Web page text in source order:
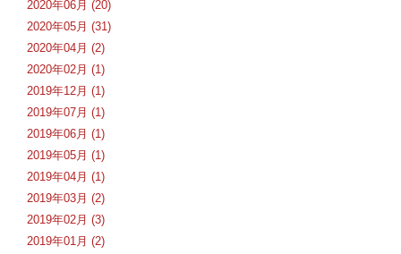
2020年06月 (20)
2020年05月 (31)
2020年04月 (2)
2020年02月 (1)
2019年12月 (1)
2019年07月 (1)
2019年06月 (1)
2019年05月 (1)
2019年04月 (1)
2019年03月 (2)
2019年02月 (3)
2019年01月 (2)